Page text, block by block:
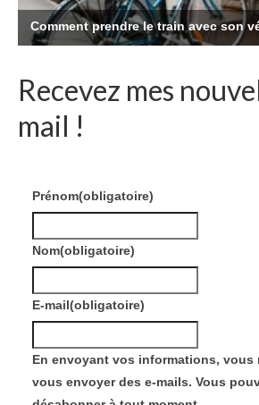
Recevez mes
mail !
Prénom(obligatoire)
Nom(obligatoire)
E-mail(obligatoire)
En envoyant vos informations, vous
vous envoyer des e-mails. Vous